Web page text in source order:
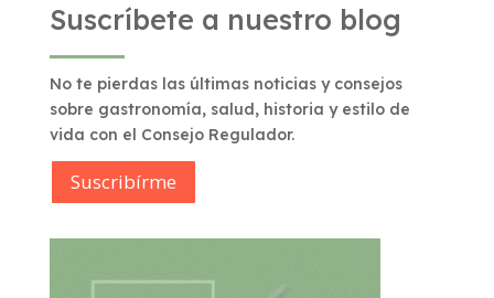
Suscríbete a nuestro blog
No te pierdas las últimas noticias y consejos
sobre gastronomía, salud, historia y estilo de
vida con el Consejo Regulador.
Suscribírme